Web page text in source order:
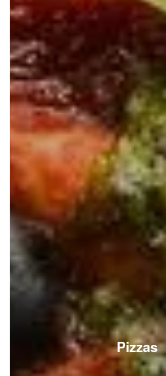
Pizzas